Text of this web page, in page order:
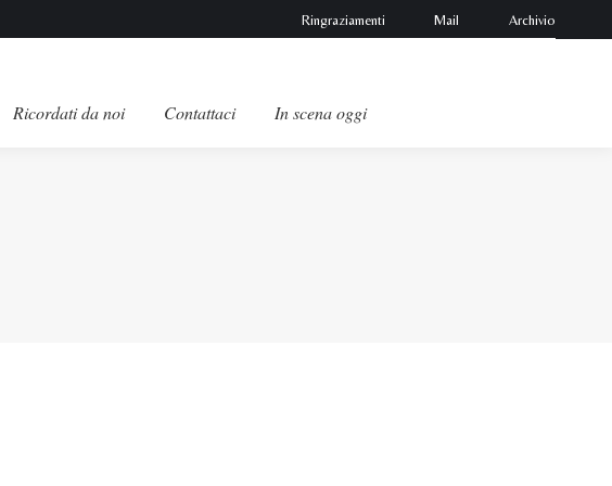
Ringraziamenti Mail Archivio
Ricordati da noi Contattaci In scena oggi